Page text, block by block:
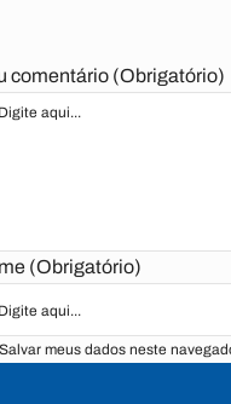
comentário (Obrigatório)
(Obrigatório)
Salvar meus dados neste